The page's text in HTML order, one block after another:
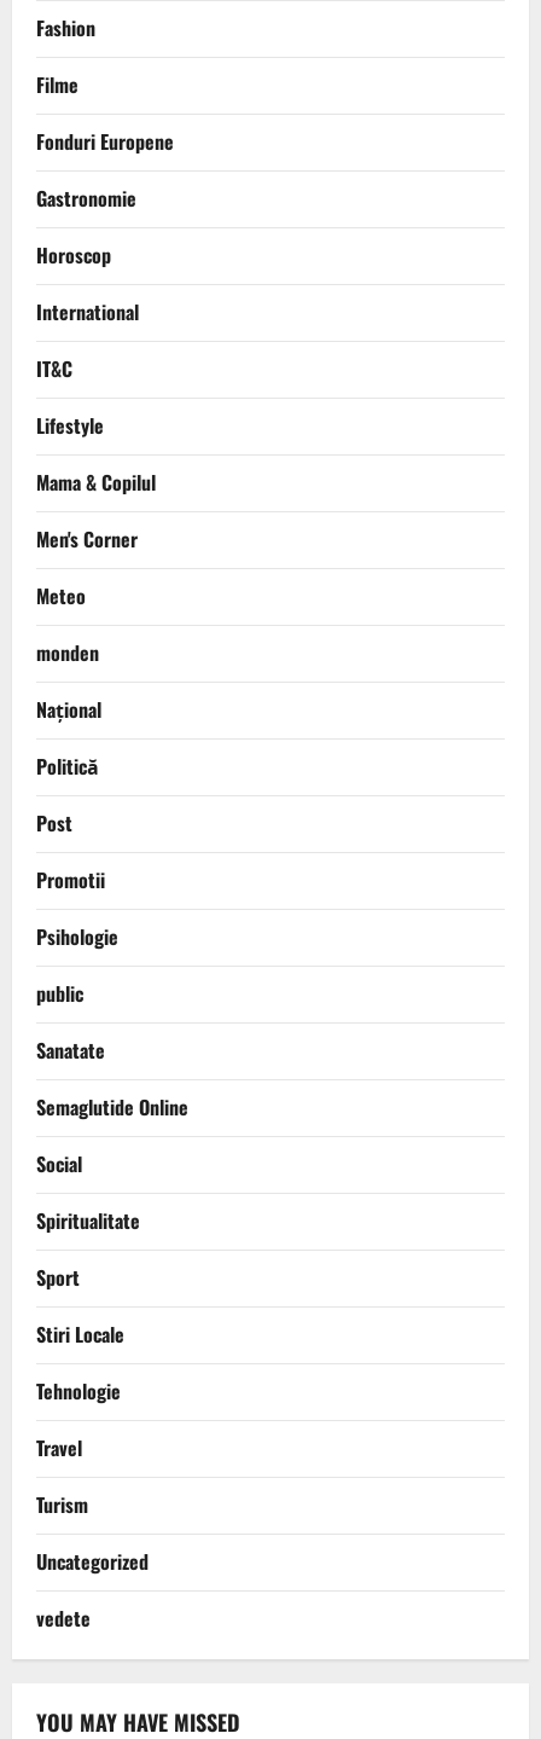
Fashion
Filme
Fonduri Europene
Gastronomie
Horoscop
International
IT&C
Lifestyle
Mama & Copilul
Men's Corner
Meteo
monden
Național
Politică
Post
Promotii
Psihologie
public
Sanatate
Semaglutide Online
Social
Spiritualitate
Sport
Stiri Locale
Tehnologie
Travel
Turism
Uncategorized
vedete
YOU MAY HAVE MISSED